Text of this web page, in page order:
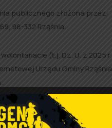
publicznego złożona przez:
98-332 Rząśnia.
(t.j. Dz. U. z 2025 r.
Urzędu Gminy Rząśnia